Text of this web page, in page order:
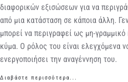
διαφορικών εξισώσεων για να
από μια κατάσταση σε κάποια άλλη.
μπορεί να περιγραφεί ως μη-
κύμα. Ο ρόλος του είναι ελεγχόμενα
ενεργοποιήσει την αναγέννηση του.
Διαβάστε περισσότερα...